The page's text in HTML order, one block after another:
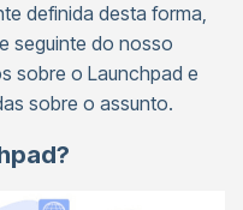
definida desta forma,
seguinte do nosso
sobre o Launchpad e
sobre o assunto.